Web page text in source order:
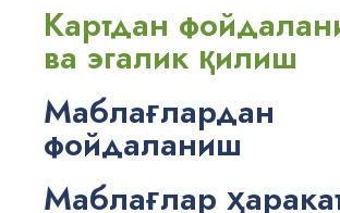
Картдан
ва эгалик қилиш
Маблағлардан
фойдаланиш
Маблағлар